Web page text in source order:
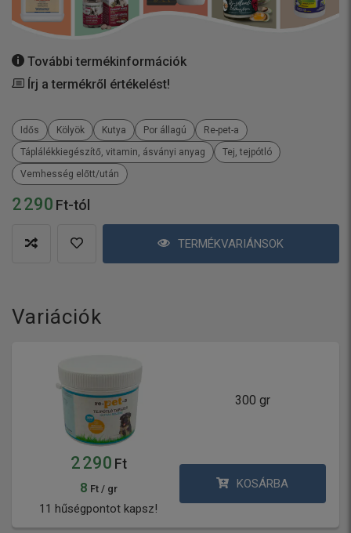
2 290 Ft-tól
TERMÉKVARIÁNSOK
További termékinformációk
Írj a termékről értékelést!
Idős Kölyök Kutya Por állagú
Re-pet-a
Táplálékkiegészítő, vitamin, ásványi anyag
Tej, tejpótló
Vemhesség előtt/után
Variációk
300 gr
2 290 Ft
8 Ft / gr
11 hűségpontot kapsz!
KOSÁRBA